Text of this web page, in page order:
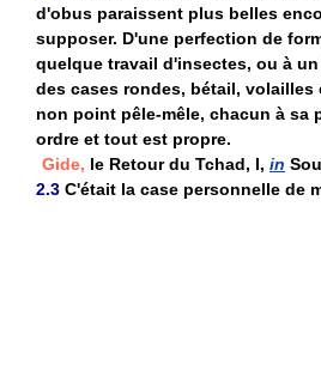
d'obus paraissent plus belles
supposer. D'une perfection de
quelque travail d'insectes, ou à
des cases rondes, bétail,
non point pêle-mêle, chacun à sa
ordre et tout est propre.
Gide, le Retour du Tchad, I, in
2.3 C'était la case personnelle de